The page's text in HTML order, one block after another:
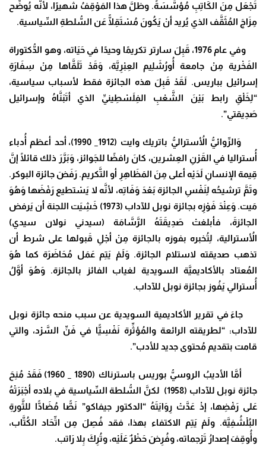
تَجْعَل مِنَ الكَاتِبِ مُؤسَّسَةً. وظلَّ هذا المَوْقِفُ شهيرًا، لأنَّه يُوضِّح
مِزَاجَ المُثَقَّف الذي يُريد أنْ يَكُونَ مُسْتَقِلًّا عَن السُّلطةِ السِّياسية.
وفي عام 1976، قَبِلَ سارتر تكريمًا وحيدًا في حَيَاته، وهو الدُّكتوراة
الفَخْرية مِنْ جامعة أُورُشَلِيم العِبْرِيَّة، وَقَدْ تَلَقَّاها مِنْ سِفَارَةِ
إسرائيل بباريس. لَقَدْ قَبِلَ هذه الجائزة فقط لأسباب سياسية،
“لِخَلْقِ رابط بَيْنَ الشَّعْبِ الفِلَسْطِينيِّ الذي أتَبَنَّاهُ وإسرائيل
صَدِيقتي”.
وَالرِّوائيُّ الأُستراليُّ باتريك وايت
(1912_ 1990)، أحد أعظم أُدباء
أُستراليا في القَرْنِ العِشرين، كانَ رافضًا للجَوائز، وَبَرَّرَ ذلك قائلًا إنَّ
قِيمة الإنسانِ لَدَيْه أعلى مِنَ المَظَاهِرِ أو التَّكريم. رَفَضَ جائزة البوكر.
وتَمَّ ترشيحُه لِنَفْسِ الجائزة بَعْدَ وَفَاتِه، لأنَّه لا يَسْتطيع رَفْضَها وَهُوَ
مَيت. وَعِنْدَ فَوْزِه بجائزة نوبل للآداب (1973) خَشِيَت اللجنة أن يَرفض
الجائزةَ، فأبلغتْ صَدِيقَتَهُ الرَّسَّامَة (سيدني نولان سيدي)
الأُسترالية، لِتُخبره بفوزه بالجائزة مِنْ أجْلِ قَبولها على شرط أن
تذهب صديقته لاستلام الجائزة. وَلَمْ يَتِم عَمَل مُحَاضَرَة كما هُوَ
المُعتاد بالأكاديميَّة السويدية لغياب الفائز بالجائزة. وَهُوَ أوَّلُ
أُسترالي يَفُوز بجائزة نوبل للآداب.
جاءَ في تقرير الأكاديمية السويدية عن سبب منحه جائزة نوبل
للآداب: “لطريقته الرائعة والمُؤثِّرة نَفْسِيًّا في فَنِّ السَّرْد، والتي
قامت بتقديم مُحتوى جديد للأدب”.
أمَّا الأديبُ الروسيُّ
بوريس باسترناك (1890 _ 1960) فَقَدْ مُنِحَ
جائزة نوبل للآداب (1958) لكنَّ السُّلطة السِّياسية في بلاده أجْبَرَتْهُ
عَلى رَفْضِها، إذْ عَدَّتْ رِوَايَتَهُ “الدكتور جيفاكو” نَصًّا مُضَادًّا للثَّورةِ
البُلْشُفِيَّة. ولَمْ يَتِم الاكتفاء بهذا، فقد فُصِلَ مِن اتِّحَاد الكُتَّاب،
وأُوقِفَ إصدارُ تَرْجماته، وفُرِضَ حَظْرٌ عَلَيْه، وتُرِكَ بِلا رَاتب.